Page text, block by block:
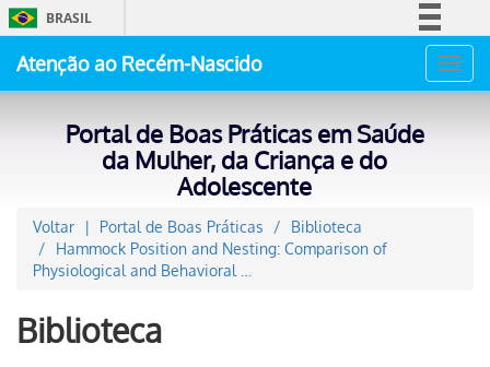
BRASIL
Acesso à informação
Atenção ao Recém-Nascido
Portal de Boas Práticas em Saúde
da Mulher, da Criança e do
Adolescente
Voltar Portal de Boas Práticas
Biblioteca
Hammock Position and Nesting: Comparison of
Physiological and Behavioral …
Biblioteca